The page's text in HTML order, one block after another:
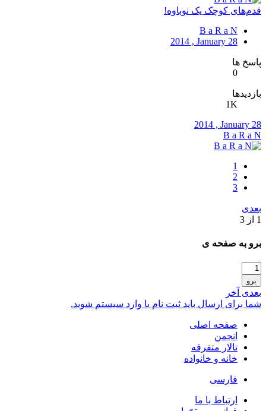
قدم‌های کوچک یک نوباوه!
B a R a N
2014 , January 28
پاسخ ها
0
بازدیدها
1K
2014 , January 28
B a R a N
1
2
3
بعدی
1 از 3
برو به صفحه ی
برو
بعدی آخر
شما برای ارسال باید ثبت نام یا وارد سیستم شوید.
صفحه اصلی
انجمن
تالار متفرقه
خانه و خانواده
فارسی
ارتباط با ما